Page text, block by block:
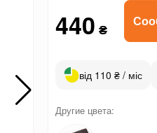
440 ₴
від 110 ₴ / міс
Другие цвета: